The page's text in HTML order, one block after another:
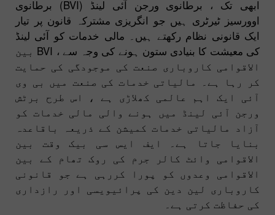
ابھی تک ، برطانوی ورجن آئی لینڈ (BVI) برطانوی
اوورسیز ٹیرٹری ہیں جو انگریزی مشترکہ قانون پر تیار
ایک قانونی نظام رکھتے ہیں۔ مالی خدمات کو آئی لینڈ
کی معیشت کا بنیادی ستون ہونے کی وجہ سے ، BVI بین
الاقوامی کاروباری صنعت کی موجودگی کی حمایت
کر رہا ہے۔ مالیاتی خدمات کی صنعت میں بی وی
آئی ایک اہم عالمی کھلاڑی ہے ، اس طرح برٹش
ورجن آئی لینڈ میں ہونے والی مالی خدمات کو
آزاد مالیاتی خدمات کمیشن کے ذریعہ باقاعدہ
بنایا جاتا ہے۔ ایف ایس سی بیک وقت بین
الاقوامی وائٹ کالر جرم کی روک تھام کے بین
الاقوامی وعدوں کو پورا کررہی ہے جو قانونی
کاروباری لین دین کی پرائیویسی اور رازداری
کی حفاظت کرتی ہے۔